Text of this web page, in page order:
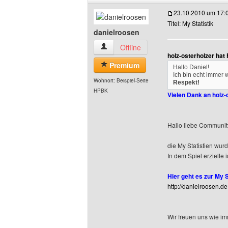
danielroosen
danielroosen Benutzer-Profile anzeigen
Offline
Premium
Wohnort: Beispiel-Seite
HPBK
23.10.2010 um
Titel: My Statistik
holz-osterholzer hat
Hallo Daniel!
Ich bin echt immer
Respekt!
Vielen Dank an
Hallo liebe
die My Statistien
In dem Spiel erzielte
Hier geht es zur My
http://
Wir freuen uns wie